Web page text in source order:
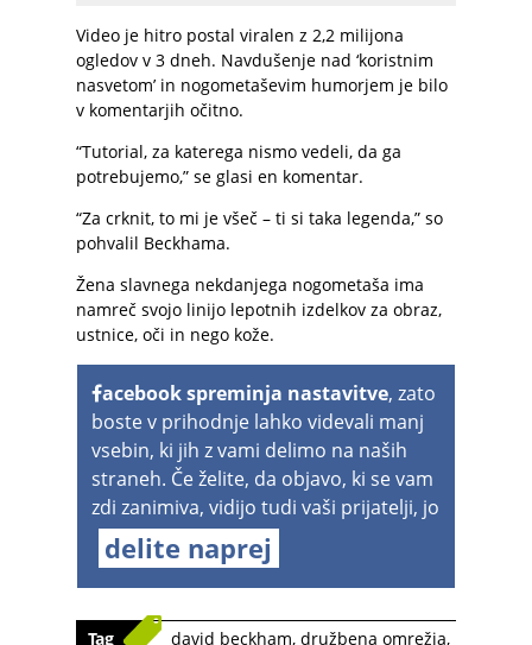
Video je hitro postal viralen z 2,2 milijona
ogledov v 3 dneh. Navdušenje nad ‘koristnim
nasvetom’ in nogometaševim humorjem je bilo
v komentarjih očitno.
“Tutorial, za katerega nismo vedeli, da ga
potrebujemo,” se glasi en komentar.
“Za crknit, to mi je všeč – ti si taka legenda,” so
pohvalil Beckhama.
Žena slavnega nekdanjega nogometaša ima
namreč svojo linijo lepotnih izdelkov za obraz,
ustnice, oči in nego kože.
acebook spreminja nastavitve, zato
boste v prihodnje lahko videvali manj
vsebin, ki jih z vami delimo na naših
straneh. Če želite, da objavo, ki se vam
zdi zanimiva, vidijo tudi vaši prijatelji, jo
delite naprej
Tag david beckham, družbena omrežja,